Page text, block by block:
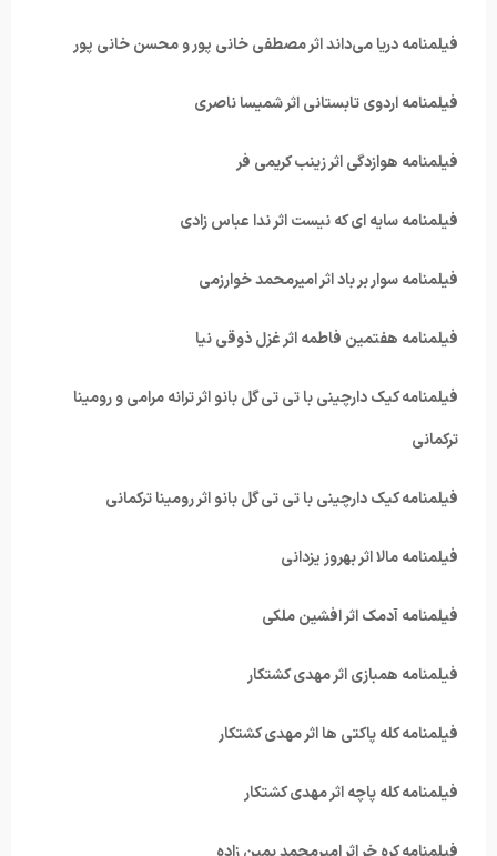
فیلمنامه دریا می‌داند اثر مصطفی خانی پور و محسن خانی پور
فیلمنامه اردوی تابستانی اثر شمیسا ناصری
فیلمنامه هوازدگی اثر زینب کریمی فر
فیلمنامه سایه ای که نیست اثر ندا عباس زادی
فیلمنامه سوار بر باد اثر امیرمحمد خوارزمی
فیلمنامه هفتمین فاطمه اثر غزل ذوقی نیا
فیلمنامه کیک دارچینی با تی تی گل بانو اثر ترانه مرامی و رومینا
ترکمانی
فیلمنامه کیک دارچینی با تی تی گل بانو اثر رومینا ترکمانی
فیلمنامه مالا اثر بهروز یزدانی
فیلمنامه آدمک اثر افشین ملکی
فیلمنامه همبازی اثر مهدی کشتکار
فیلمنامه کله پاکتی ها اثر مهدی کشتکار
فیلمنامه کله پاچه اثر مهدی کشتکار